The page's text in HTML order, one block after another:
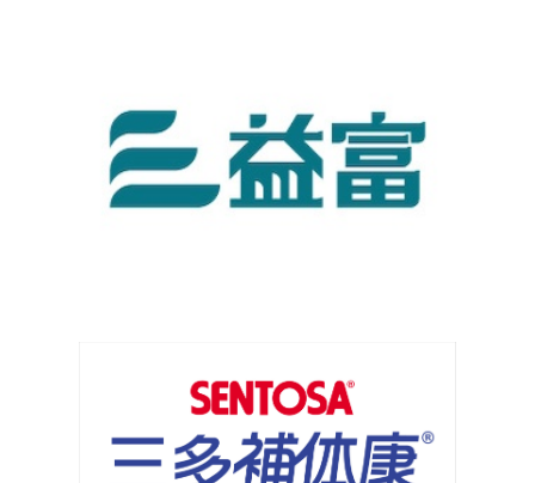
亞培葡勝納-亞培葡勝納SR菁選-原味不甜
益富